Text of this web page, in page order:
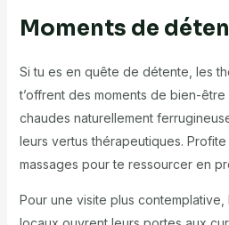
Moments de
Si tu es en quête de détente, les
t’offrent des moments de bien-
chaudes naturellement
leurs vertus thérapeutiques.
massages pour te ressourcer en
Pour une visite plus contemplative,